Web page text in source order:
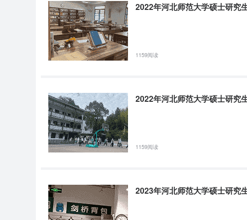
2022年河北师范大学硕士研究
1159阅读
2022年河北师范大学硕士研究
1159阅读
2023年河北师范大学硕士研究